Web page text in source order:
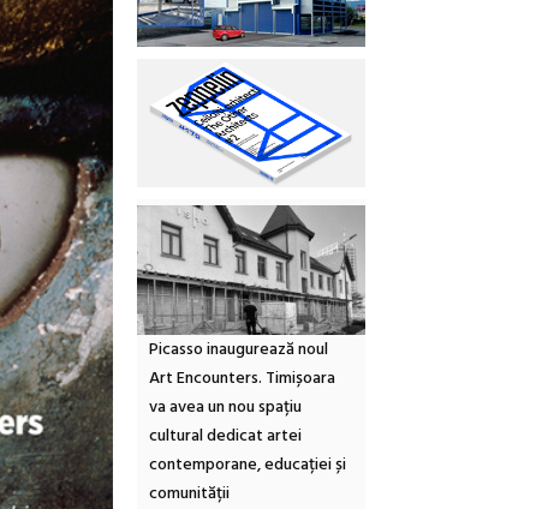
Picasso inaugurează noul
Art Encounters. Timișoara
va avea un nou spațiu
cultural dedicat artei
contemporane, educației și
comunității